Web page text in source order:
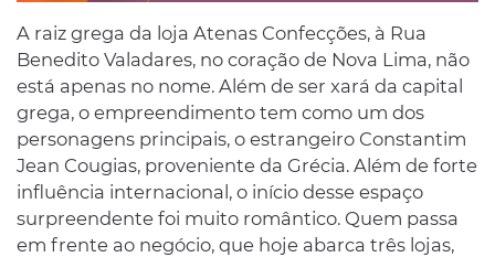
A raiz grega da loja Atenas Confecções, à Rua
Benedito Valadares, no coração de Nova Lima, não
está apenas no nome. Além de ser xará da capital
grega, o empreendimento tem como um dos
personagens principais, o estrangeiro Constantim
Jean Cougias, proveniente da Grécia. Além de forte
influência internacional, o início desse espaço
surpreendente foi muito romântico. Quem passa
em frente ao negócio, que hoje abarca três lojas,